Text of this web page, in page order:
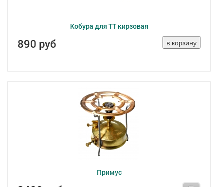
Кобура для ТТ кирзовая
890 руб
Примус